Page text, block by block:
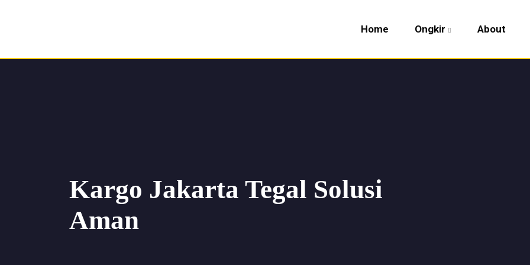
Home Ongkir About
Kargo Jakarta Tegal Solusi
Aman